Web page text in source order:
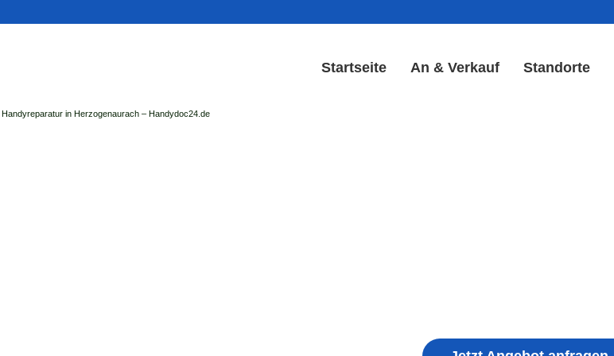
Startseite An & Verkauf Standorte
Handyreparatur in Herzogenaurach – Handydoc24.de